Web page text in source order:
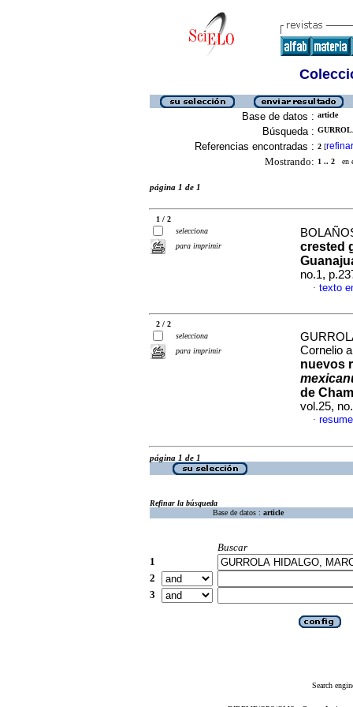
Base de datos : article
Búsqueda :
Referencias encontradas : 2 [refinar
Mostrando: 1 .. 2 en
página 1 de 1
1 / 2
selecciona
para imprimir
crested
no.1,
· texto
2 / 2
selecciona
para imprimir
Cornelio
nuevos
de
vol.25,
·
página 1 de 1
Refinar la búsqueda
Base de datos : article
Buscar
1
2
3
Search